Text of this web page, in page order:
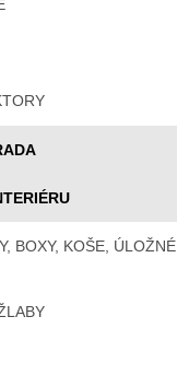
BOXY, KOŠE, ÚLOŽNÉ